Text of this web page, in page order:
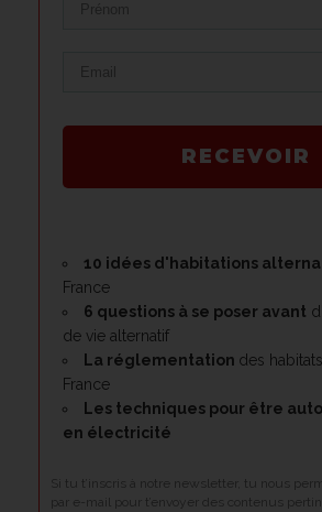
RECEVOIR
10 idées d'habitations
France
6 questions à se poser avant
de vie alternatif
La réglementation des
France
Les techniques pour être
en électricité
Si tu t’inscris à notre newsletter, tu nous
par e-mail pour t’envoyer des contenus